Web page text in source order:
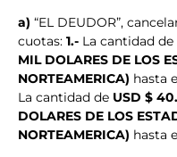
a) “EL DEUDOR”,
cuotas: 1.- La cantidad de
MIL DOLARES DE LOS
NORTEAMERICA) hasta
La cantidad de USD $
DOLARES DE LOS
NORTEAMERICA) hasta